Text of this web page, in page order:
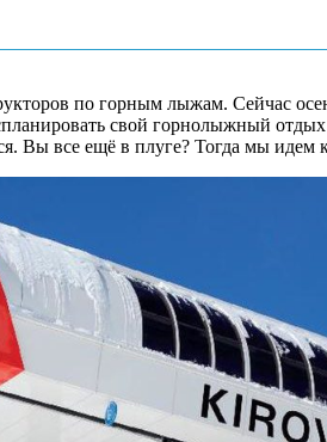
по горным лыжам. Сейчас
свой горнолыжный
Вы все ещё в плуге? Тогда мы идем